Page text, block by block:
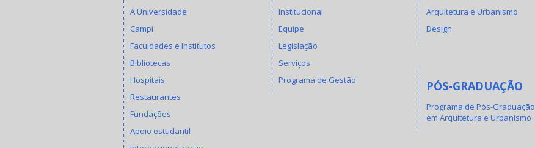
A Universidade
Campi
Faculdades e Institutos
Bibliotecas
Hospitais
Restaurantes
Fundações
Apoio estudantil
Institucional
Equipe
Legislação
Serviços
Programa de Gestão
Arquitetura e Urbanismo
Design
PÓS-GRADUAÇÃO
Programa de Pós-Graduação
em Arquitetura e Urbanismo